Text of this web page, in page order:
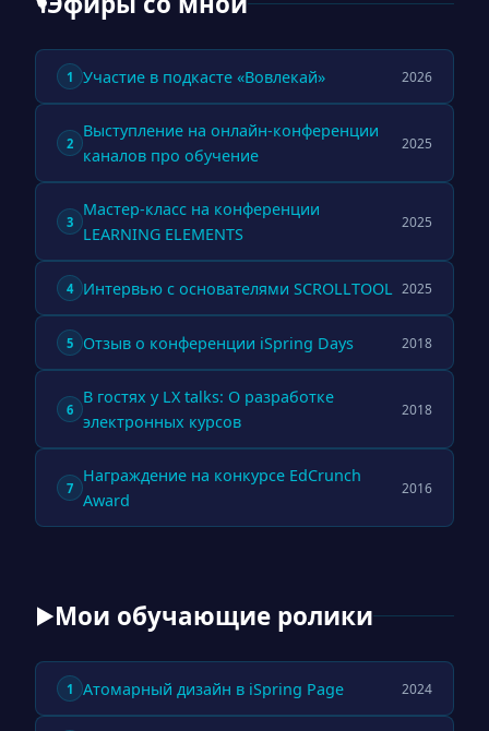
1 Участие в подкасте «Вовлекай» 2026
2
Выступление на онлайн-конференции
каналов про обучение
2025
3
Мастер-класс на конференции
LEARNING ELEMENTS
2025
4 Интервью с основателями SCROLLTOOL 2025
5 Отзыв о конференции iSpring Days 2018
6
В гостях у LX talks: О разработке
электронных курсов
2018
7
Награждение на конкурсе EdCrunch
Award
2016
▶Мои обучающие ролики
1 Атомарный дизайн в iSpring Page 2024